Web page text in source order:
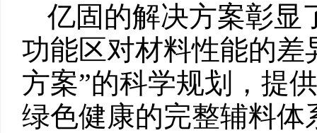
亿固的解决方案彰显
功能区对材料性能的差
方案”的科学规划，提
绿色健康的完整辅料体